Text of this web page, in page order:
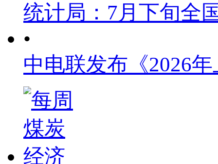
统计局：7月下旬全
•
中电联发布《2026